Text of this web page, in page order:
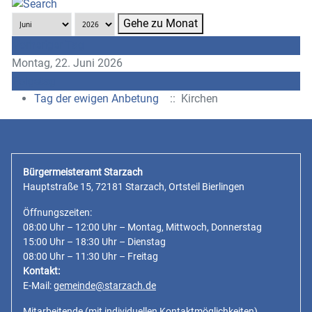
Gehe zu Monat
Montag, 22. Juni 2026
Tag der ewigen Anbetung
:: Kirchen
Bürgermeisteramt Starzach
Hauptstraße 15, 72181 Starzach, Ortsteil Bierlingen
Öffnungszeiten:
08:00 Uhr – 12:00 Uhr – Montag, Mittwoch, Donnerstag
15:00 Uhr – 18:30 Uhr – Dienstag
08:00 Uhr – 11:30 Uhr – Freitag
Kontakt:
E-Mail:gemeinde@starzach.de